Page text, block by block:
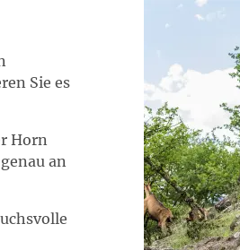
Sie es
Horn
an